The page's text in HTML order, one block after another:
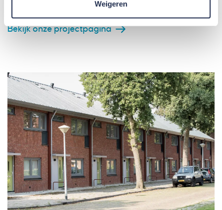
Weigeren
woningen te verbeteren.
Bekijk onze projectpagina